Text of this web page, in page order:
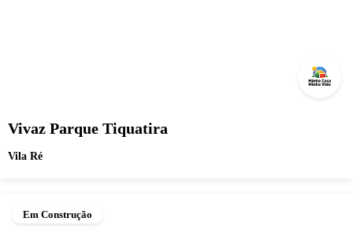
Vivaz Parque Tiquatira
Vila Ré
Em Construção